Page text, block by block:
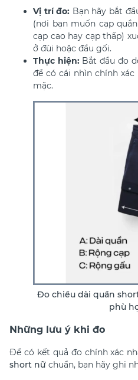
Vị trí đo: Bạn hãy bắt
(nơi bạn muốn cạp
cạp cao hay cạp thấp)
ở đùi hoặc đầu gối.
Thực hiện:Bắt đầu đo
để có cái nhìn chính
mặc.
Đo chiều dài quần
phù
Những lưu ý khi đo
Để có kết quả đo chính xác
short nữ chuẩn, bạn hãy ghi